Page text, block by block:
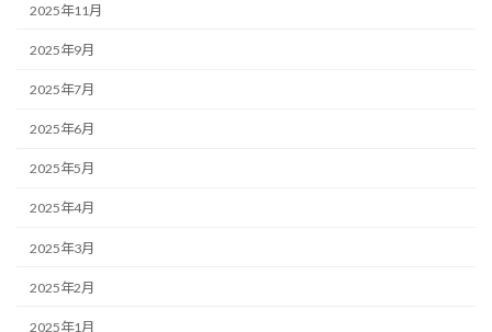
2025年11月
2025年9月
2025年7月
2025年6月
2025年5月
2025年4月
2025年3月
2025年2月
2025年1月